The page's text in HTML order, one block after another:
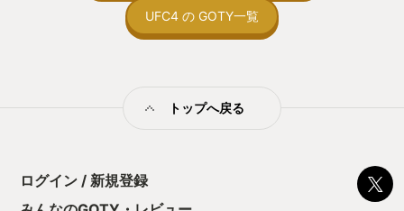
ちゃうじゃぁん
っと試すだけだ
て、クリアしち
UFC4 の GOTY一覧
トップへ戻る
ログイン / 新規登録